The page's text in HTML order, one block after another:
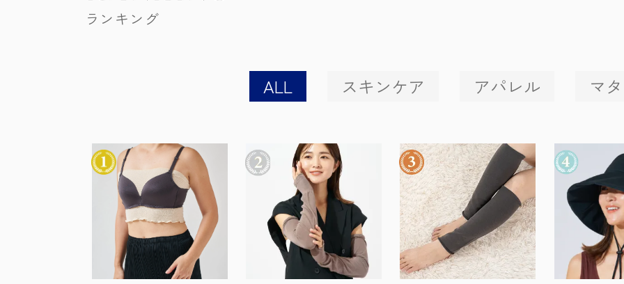
ランキング
ALL スキンケア アパレル マ